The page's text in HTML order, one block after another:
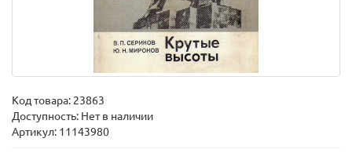
Код товара: 23863
Доступность: Нет в наличии
Артикул: 11143980